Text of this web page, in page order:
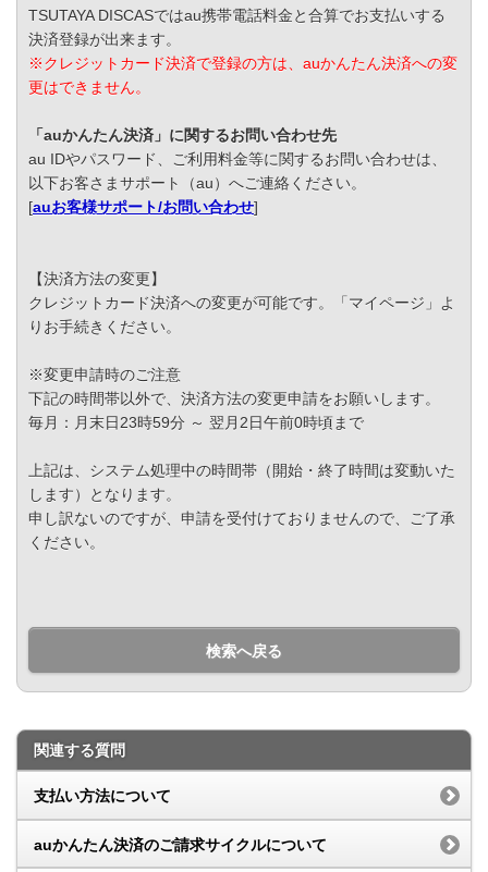
TSUTAYA DISCASではau携帯電話料金と合算でお支払いする
決済登録が出来ます。
※クレジットカード決済で登録の方は、auかんたん決済への変
更はできません。
「auかんたん決済」に関するお問い合わせ先
au IDやパスワード、ご利用料金等に関するお問い合わせは、
以下お客さまサポート（au）へご連絡ください。
[auお客様サポート/お問い合わせ]
【決済方法の変更】
クレジットカード決済への変更が可能です。「マイページ」よ
りお手続きください。
※変更申請時のご注意
下記の時間帯以外で、決済方法の変更申請をお願いします。
毎月：月末日23時59分 ～ 翌月2日午前0時頃まで
上記は、システム処理中の時間帯（開始・終了時間は変動いた
します）となります。
申し訳ないのですが、申請を受付けておりませんので、ご了承
ください。
検索へ戻る
関連する質問
支払い方法について
auかんたん決済のご請求サイクルについて